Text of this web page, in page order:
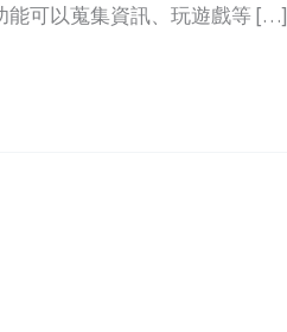
能可以蒐集資訊、玩遊戲等 […]